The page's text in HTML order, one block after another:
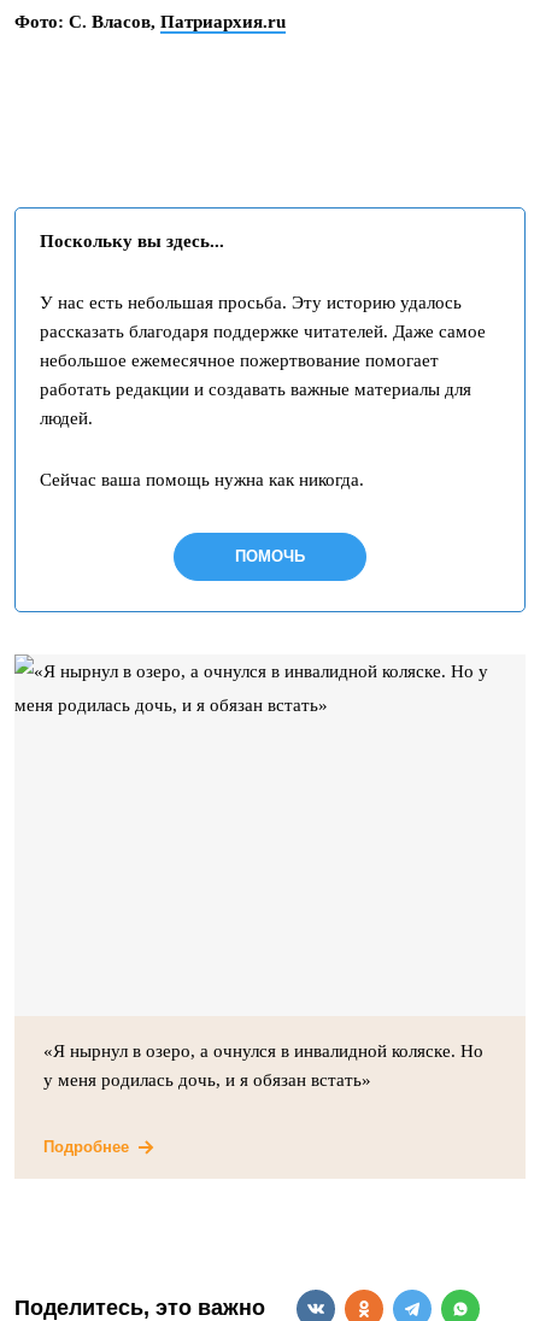
Фото: С. Власов, Патриархия.ru
Поскольку вы здесь...
У нас есть небольшая просьба. Эту историю удалось
рассказать благодаря поддержке читателей. Даже самое
небольшое ежемесячное пожертвование помогает
работать редакции и создавать важные материалы для
людей.
Сейчас ваша помощь нужна как никогда.
ПОМОЧЬ
«Я нырнул в озеро, а очнулся в инвалидной коляске. Но
у меня родилась дочь, и я обязан встать»
Подробнее
Поделитесь, это важно